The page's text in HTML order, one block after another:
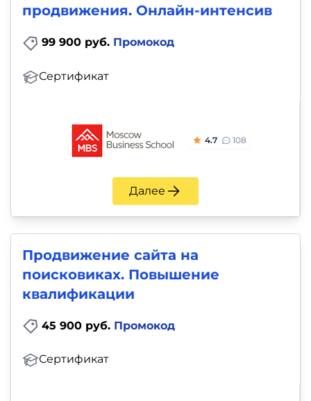
продвижения. Онлайн-интенсив
99 900 руб. Промокод
Сертификат
4.7 108
Далее
Продвижение сайта на
поисковиках. Повышение
квалификации
45 900 руб. Промокод
Сертификат